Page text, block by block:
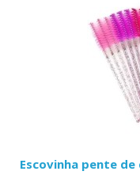
Escovinha pente